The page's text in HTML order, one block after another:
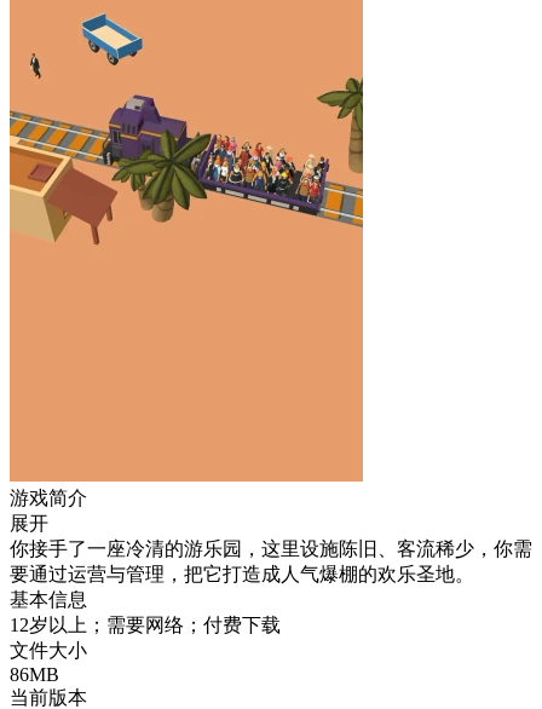
游戏简介
展开
你接手了一座冷清的游乐园，这里设施陈旧、客流稀少，你需
要通过运营与管理，把它打造成人气爆棚的欢乐圣地。
基本信息
12岁以上；需要网络；付费下载
文件大小
86MB
当前版本